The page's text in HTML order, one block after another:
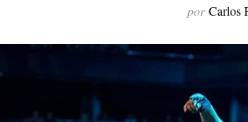
por Carlos